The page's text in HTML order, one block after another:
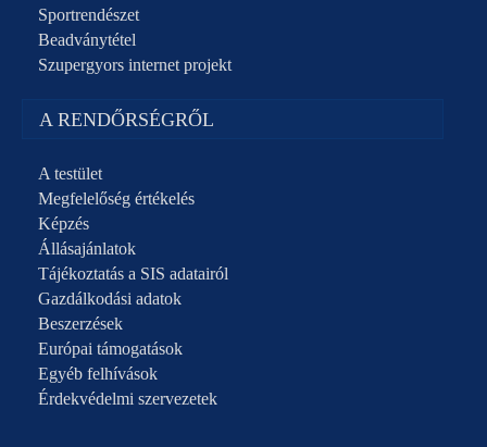
Sportrendészet
Beadványtétel
Szupergyors internet projekt
A RENDŐRSÉGRŐL
A testület
Megfelelőség értékelés
Képzés
Állásajánlatok
Tájékoztatás a SIS adatairól
Gazdálkodási adatok
Beszerzések
Európai támogatások
Egyéb felhívások
Érdekvédelmi szervezetek